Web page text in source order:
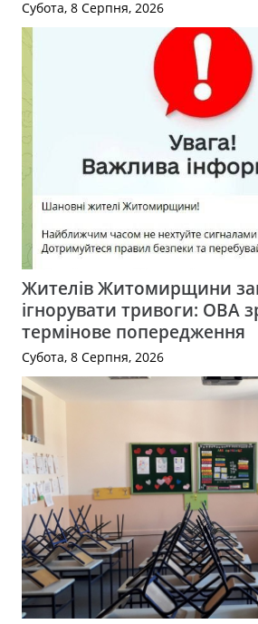
Субота, 8 Серпня, 2026
Жителів Житомирщини
ігнорувати тривоги: ОВА
термінове попередження
Субота, 8 Серпня, 2026